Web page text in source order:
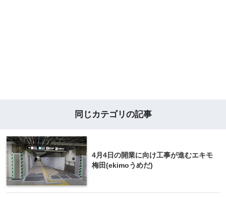
同じカテゴリの記事
4月4日の開業に向け工事が進むエキモ
梅田(ekimoうめだ)